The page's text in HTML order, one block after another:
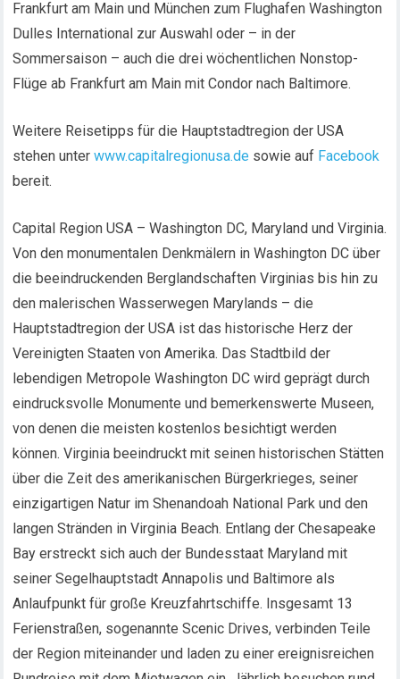
Frankfurt am Main und München zum Flughafen Washington
Dulles International zur Auswahl oder – in der
Sommersaison – auch die drei wöchentlichen Nonstop-
Flüge ab Frankfurt am Main mit Condor nach Baltimore.
Weitere Reisetipps für die Hauptstadtregion der USA
stehen unterwww.capitalregionusa.de sowie auf Facebook
bereit.
Capital Region USA – Washington DC, Maryland und Virginia.
Von den monumentalen Denkmälern in Washington DC über
die beeindruckenden Berglandschaften Virginias bis hin zu
den malerischen Wasserwegen Marylands – die
Hauptstadtregion der USA ist das historische Herz der
Vereinigten Staaten von Amerika. Das Stadtbild der
lebendigen Metropole Washington DC wird geprägt durch
eindrucksvolle Monumente und bemerkenswerte Museen,
von denen die meisten kostenlos besichtigt werden
können. Virginia beeindruckt mit seinen historischen Stätten
über die Zeit des amerikanischen Bürgerkrieges, seiner
einzigartigen Natur im Shenandoah National Park und den
langen Stränden in Virginia Beach. Entlang der Chesapeake
Bay erstreckt sich auch der Bundesstaat Maryland mit
seiner Segelhauptstadt Annapolis und Baltimore als
Anlaufpunkt für große Kreuzfahrtschiffe. Insgesamt 13
Ferienstraßen, sogenannte Scenic Drives, verbinden Teile
der Region miteinander und laden zu einer ereignisreichen